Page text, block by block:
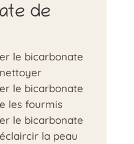
de
le bicarbonate
le bicarbonate
les fourmis
le bicarbonate
la peau